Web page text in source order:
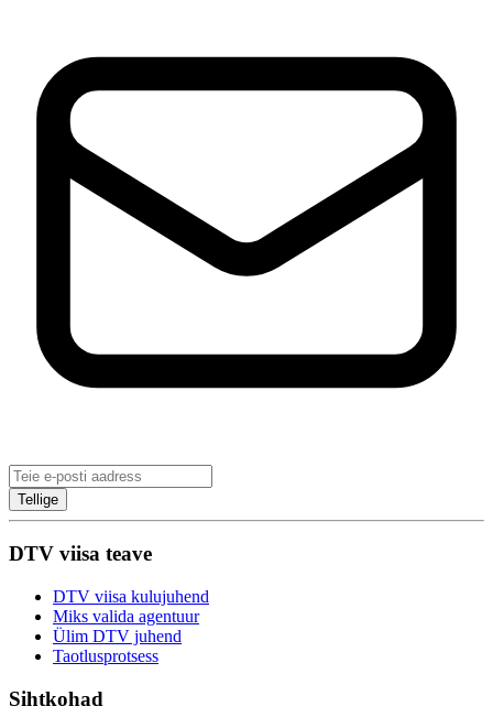
Tellige
DTV viisa teave
DTV viisa kulujuhend
Miks valida agentuur
Ülim DTV juhend
Taotlusprotsess
Sihtkohad